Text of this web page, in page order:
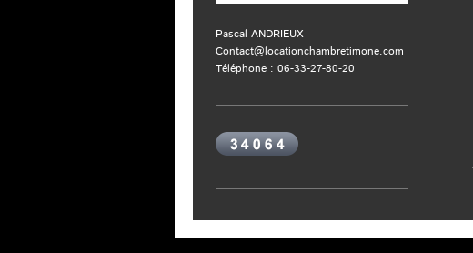
Pascal ANDRIEUX
Contact@locationchambretimone.com
Téléphone : 06-33-27-80-20